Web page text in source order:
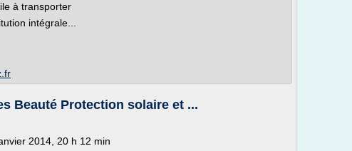
à transporter
intégrale...
Beauté Protection solaire et ...
2014, 20 h 12 min